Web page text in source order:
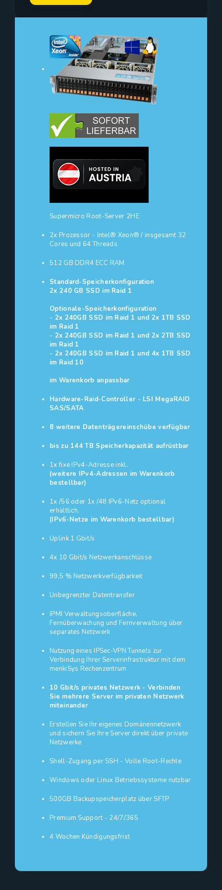
Supermicro Root-Server 2HE
2x Prozessor - Intel® Xeon® / insgesamt 32
Cores und 64 Threads
512 GB DDR4 ECC RAM
Standard-Speicherkonfiguration
2x 240 GB SSD im Raid 1
Optionale-Speicherkonfiguration
- 2x 240GB SSD im Raid 1 und 2x 1TB SSD
im Raid 1
- 2x 240GB SSD im Raid 1 und 2x 2TB SSD
im Raid 1
- 2x 240GB SSD im Raid 1 und 4x 1TB SSD
im Raid 10
im Warenkorb anpassbar
Hardware-Raid-Controller - LSI MegaRAID
SAS/SATA
8 weitere Datenträgereinschübe verfügbar
bis zu 144 TB Speicherkapazität aufrüstbar
1x fixe IPv4-Adresse inkl.
(weitere IPv4-Adressen im Warenkorb
bestellbar)
1x /56 oder 1x /48 IPv6-Netz optional
erhältlich.
(IPv6-Netze im Warenkorb bestellbar)
Uplink 1 Gbit/s
4x 10 Gbit/s Netzwerkanschlüsse
99,5 % Netzwerkverfügbarkeit
Unbegrenzter Datentransfer
IPMI Verwaltungsoberfläche,
Fernüberwachung und Fernverwaltung über
separates Netzwerk
Nutzung eines IPSec-VPN Tunnels zur
Verbindung Ihrer Serverinfrastruktur mit dem
menkiSys Rechenzentrum
10 Gbit/s privates Netzwerk - Verbinden
Sie mehrere Server im privaten Netzwerk
miteinander
Erstellen Sie Ihr eigenes Domänennetzwerk
und sichern Sie Ihre Server direkt über private
Netzwerke
Shell-Zugang per SSH - Volle Root-Rechte
Windows oder Linux Betriebssysteme nutzbar
500GB Backupspeicherplatz über SFTP
Premium Support - 24/7/365
4 Wochen Kündigungsfrist